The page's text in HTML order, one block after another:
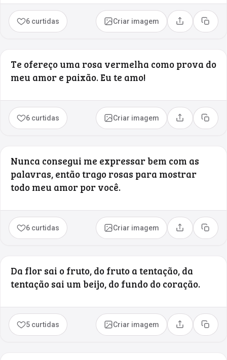
6 curtidas Criar imagem Compartilhar
Copiar
Te ofereço uma rosa vermelha como prova do
meu amor e paixão. Eu te amo!
6 curtidas Criar imagem Compartilhar
Copiar
Nunca consegui me expressar bem com as
palavras, então trago rosas para mostrar
todo meu amor por você.
6 curtidas Criar imagem Compartilhar
Copiar
Da flor sai o fruto, do fruto a tentação, da
tentação sai um beijo, do fundo do coração.
5 curtidas Criar imagem Compartilhar
Copiar